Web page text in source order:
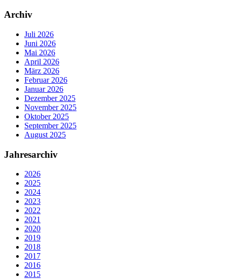
Archiv
Juli 2026
Juni 2026
Mai 2026
April 2026
März 2026
Februar 2026
Januar 2026
Dezember 2025
November 2025
Oktober 2025
September 2025
August 2025
Jahresarchiv
2026
2025
2024
2023
2022
2021
2020
2019
2018
2017
2016
2015